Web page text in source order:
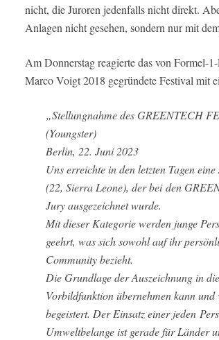
nicht, die Juroren jedenfalls nicht direkt.
Anlagen nicht gesehen, sondern nur mit
Am Donnerstag reagierte das von Formel-
Marco Voigt 2018 gegründete Festival mit
„Stellungnahme des GREENTECH
(Youngster)
Berlin, 22. Juni 2023
Uns erreichte in den letzten Tagen
(22, Sierra Leone), der bei den
Jury ausgezeichnet wurde.
Mit dieser Kategorie werden junge
geehrt, was sich sowohl auf ihr
Community bezieht.
Die Grundlage der Auszeichnung in
Vorbildfunktion übernehmen kann
begeistert. Der Einsatz einer jeden
Umweltbelange ist gerade für Länder